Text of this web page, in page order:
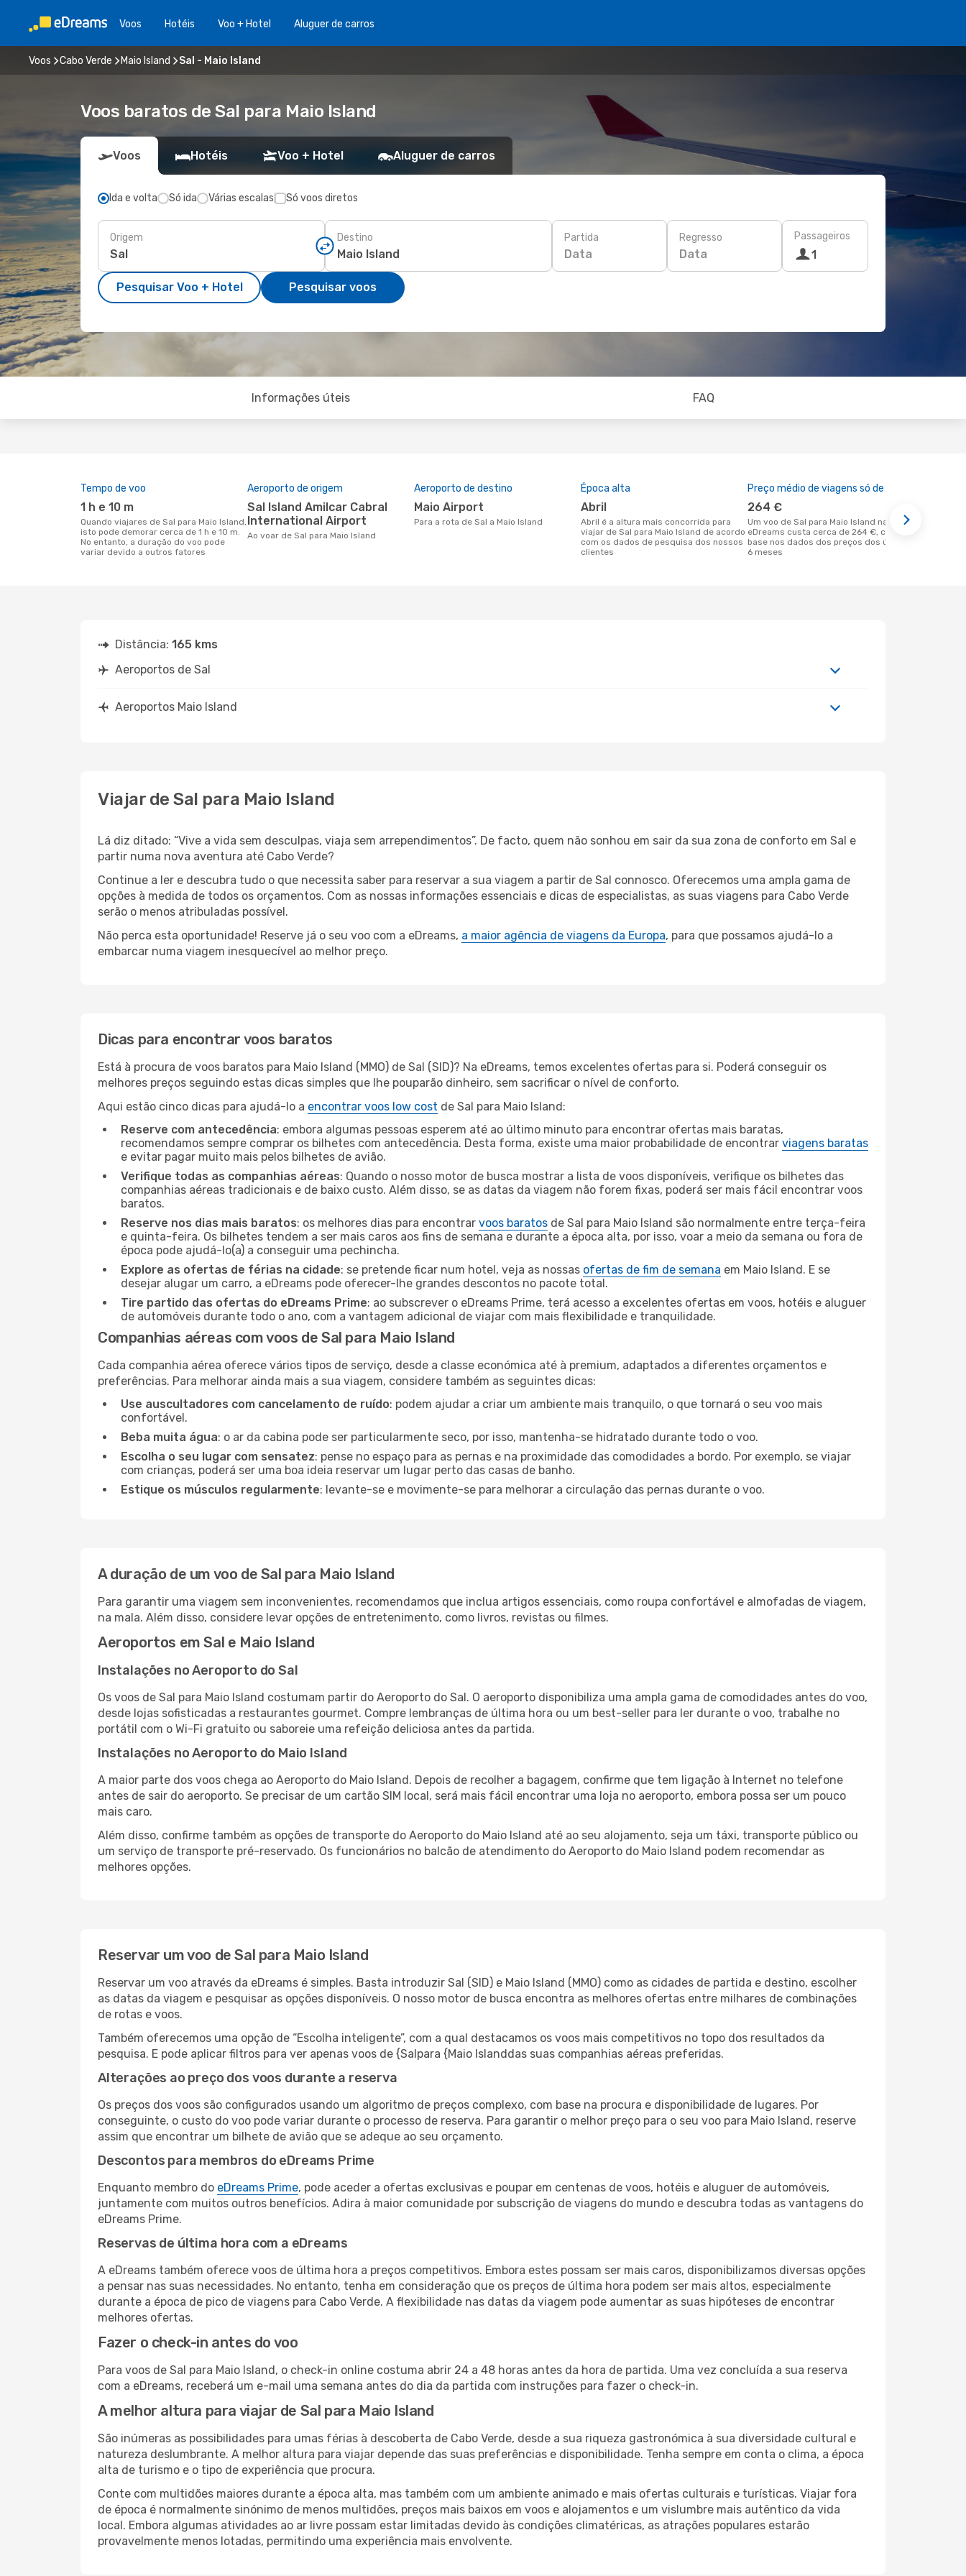
Voos Hotéis Voo + Hotel Aluguer de carros
Voos Cabo Verde Maio Island Sal - Maio Island
Voos baratos de Sal para Maio Island
Voos Hotéis Voo + Hotel Aluguer de carros
Ida e volta Só ida Várias escalas Só voos diretos
Origem Destino Partida
Data
Regresso
Data
Passageiros
1
Pesquisar Voo + Hotel Pesquisar voos
Informações úteis FAQ
Tempo de voo
1 h e 10 m
Quando viajares de Sal para Maio Island,
isto pode demorar cerca de 1 h e 10 m.
No entanto, a duração do voo pode
variar devido a outros fatores
Aeroporto de origem
Sal Island Amilcar Cabral
International Airport
Ao voar de Sal para Maio Island
Aeroporto de destino
Maio Airport
Para a rota de Sal a Maio Island
Época alta
abril
abril é a altura mais concorrida para
viajar de Sal para Maio Island de acordo
com os dados de pesquisa dos nossos
clientes
Preço médio de viagens só de ida
264 €
Um voo de Sal para Maio Island na
eDreams custa cerca de 264 €, com
base nos dados dos preços dos últimos
6 meses
Distância: 165 kms
Aeroportos de Sal
Aeroportos Maio Island
Viajar de Sal para Maio Island
Lá diz ditado: “Vive a vida sem desculpas, viaja sem arrependimentos”. De facto, quem não sonhou em sair da sua zona de conforto em Sal e
partir numa nova aventura até Cabo Verde?
Continue a ler e descubra tudo o que necessita saber para reservar a sua viagem a partir de Sal connosco. Oferecemos uma ampla gama de
opções à medida de todos os orçamentos. Com as nossas informações essenciais e dicas de especialistas, as suas viagens para Cabo Verde
serão o menos atribuladas possível.
Não perca esta oportunidade! Reserve já o seu voo com a eDreams, a maior agência de viagens da Europa, para que possamos ajudá-lo a
embarcar numa viagem inesquecível ao melhor preço.
Dicas para encontrar voos baratos
Está à procura de voos baratos para Maio Island (MMO) de Sal (SID)? Na eDreams, temos excelentes ofertas para si. Poderá conseguir os
melhores preços seguindo estas dicas simples que lhe pouparão dinheiro, sem sacrificar o nível de conforto.
Aqui estão cinco dicas para ajudá-lo a encontrar voos low cost de Sal para Maio Island:
Reserve com antecedência: embora algumas pessoas esperem até ao último minuto para encontrar ofertas mais baratas,
recomendamos sempre comprar os bilhetes com antecedência. Desta forma, existe uma maior probabilidade de encontrar viagens baratas
e evitar pagar muito mais pelos bilhetes de avião.
Verifique todas as companhias aéreas: Quando o nosso motor de busca mostrar a lista de voos disponíveis, verifique os bilhetes das
companhias aéreas tradicionais e de baixo custo. Além disso, se as datas da viagem não forem fixas, poderá ser mais fácil encontrar voos
baratos.
Reserve nos dias mais baratos: os melhores dias para encontrar voos baratos de Sal para Maio Island são normalmente entre terça-feira
e quinta-feira. Os bilhetes tendem a ser mais caros aos fins de semana e durante a época alta, por isso, voar a meio da semana ou fora de
época pode ajudá-lo(a) a conseguir uma pechincha.
Explore as ofertas de férias na cidade: se pretende ficar num hotel, veja as nossas ofertas de fim de semana em Maio Island. E se
desejar alugar um carro, a eDreams pode oferecer-lhe grandes descontos no pacote total.
Tire partido das ofertas do eDreams Prime: ao subscrever o eDreams Prime, terá acesso a excelentes ofertas em voos, hotéis e aluguer
de automóveis durante todo o ano, com a vantagem adicional de viajar com mais flexibilidade e tranquilidade.
Companhias aéreas com voos de Sal para Maio Island
Cada companhia aérea oferece vários tipos de serviço, desde a classe económica até à premium, adaptados a diferentes orçamentos e
preferências. Para melhorar ainda mais a sua viagem, considere também as seguintes dicas:
Use auscultadores com cancelamento de ruído: podem ajudar a criar um ambiente mais tranquilo, o que tornará o seu voo mais
confortável.
Beba muita água: o ar da cabina pode ser particularmente seco, por isso, mantenha-se hidratado durante todo o voo.
Escolha o seu lugar com sensatez: pense no espaço para as pernas e na proximidade das comodidades a bordo. Por exemplo, se viajar
com crianças, poderá ser uma boa ideia reservar um lugar perto das casas de banho.
Estique os músculos regularmente: levante-se e movimente-se para melhorar a circulação das pernas durante o voo.
A duração de um voo de Sal para Maio Island
Para garantir uma viagem sem inconvenientes, recomendamos que inclua artigos essenciais, como roupa confortável e almofadas de viagem,
na mala. Além disso, considere levar opções de entretenimento, como livros, revistas ou filmes.
Aeroportos em Sal e Maio Island
Instalações no Aeroporto do Sal
Os voos de Sal para Maio Island costumam partir do Aeroporto do Sal. O aeroporto disponibiliza uma ampla gama de comodidades antes do voo,
desde lojas sofisticadas a restaurantes gourmet. Compre lembranças de última hora ou um best-seller para ler durante o voo, trabalhe no
portátil com o Wi-Fi gratuito ou saboreie uma refeição deliciosa antes da partida.
Instalações no Aeroporto do Maio Island
A maior parte dos voos chega ao Aeroporto do Maio Island. Depois de recolher a bagagem, confirme que tem ligação à Internet no telefone
antes de sair do aeroporto. Se precisar de um cartão SIM local, será mais fácil encontrar uma loja no aeroporto, embora possa ser um pouco
mais caro.
Além disso, confirme também as opções de transporte do Aeroporto do Maio Island até ao seu alojamento, seja um táxi, transporte público ou
um serviço de transporte pré-reservado. Os funcionários no balcão de atendimento do Aeroporto do Maio Island podem recomendar as
melhores opções.
Reservar um voo de Sal para Maio Island
Reservar um voo através da eDreams é simples. Basta introduzir Sal (SID) e Maio Island (MMO) como as cidades de partida e destino, escolher
as datas da viagem e pesquisar as opções disponíveis. O nosso motor de busca encontra as melhores ofertas entre milhares de combinações
de rotas e voos.
Também oferecemos uma opção de “Escolha inteligente”, com a qual destacamos os voos mais competitivos no topo dos resultados da
pesquisa. E pode aplicar filtros para ver apenas voos de {Salpara {Maio Islanddas suas companhias aéreas preferidas.
Alterações ao preço dos voos durante a reserva
Os preços dos voos são configurados usando um algoritmo de preços complexo, com base na procura e disponibilidade de lugares. Por
conseguinte, o custo do voo pode variar durante o processo de reserva. Para garantir o melhor preço para o seu voo para Maio Island, reserve
assim que encontrar um bilhete de avião que se adeque ao seu orçamento.
Descontos para membros do eDreams Prime
Enquanto membro do eDreams Prime, pode aceder a ofertas exclusivas e poupar em centenas de voos, hotéis e aluguer de automóveis,
juntamente com muitos outros benefícios. Adira à maior comunidade por subscrição de viagens do mundo e descubra todas as vantagens do
eDreams Prime.
Reservas de última hora com a eDreams
A eDreams também oferece voos de última hora a preços competitivos. Embora estes possam ser mais caros, disponibilizamos diversas opções
a pensar nas suas necessidades. No entanto, tenha em consideração que os preços de última hora podem ser mais altos, especialmente
durante a época de pico de viagens para Cabo Verde. A flexibilidade nas datas da viagem pode aumentar as suas hipóteses de encontrar
melhores ofertas.
Fazer o check-in antes do voo
Para voos de Sal para Maio Island, o check-in online costuma abrir 24 a 48 horas antes da hora de partida. Uma vez concluída a sua reserva
com a eDreams, receberá um e-mail uma semana antes do dia da partida com instruções para fazer o check-in.
A melhor altura para viajar de Sal para Maio Island
São inúmeras as possibilidades para umas férias à descoberta de Cabo Verde, desde a sua riqueza gastronómica à sua diversidade cultural e
natureza deslumbrante. A melhor altura para viajar depende das suas preferências e disponibilidade. Tenha sempre em conta o clima, a época
alta de turismo e o tipo de experiência que procura.
Conte com multidões maiores durante a época alta, mas também com um ambiente animado e mais ofertas culturais e turísticas. Viajar fora
de época é normalmente sinónimo de menos multidões, preços mais baixos em voos e alojamentos e um vislumbre mais autêntico da vida
local. Embora algumas atividades ao ar livre possam estar limitadas devido às condições climatéricas, as atrações populares estarão
provavelmente menos lotadas, permitindo uma experiência mais envolvente.